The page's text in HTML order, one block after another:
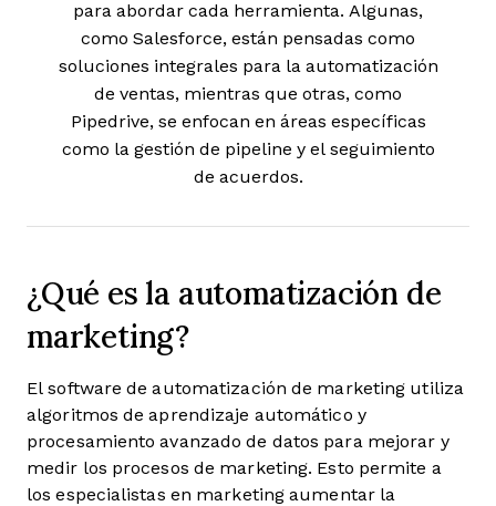
para abordar cada herramienta. Algunas,
como Salesforce, están pensadas como
soluciones integrales para la automatización
de ventas, mientras que otras, como
Pipedrive, se enfocan en áreas específicas
como la gestión de pipeline y el seguimiento
de acuerdos.
¿Qué es la automatización de
marketing?
El software de automatización de marketing utiliza
algoritmos de aprendizaje automático y
procesamiento avanzado de datos para mejorar y
medir los procesos de marketing. Esto permite a
los especialistas en marketing aumentar la